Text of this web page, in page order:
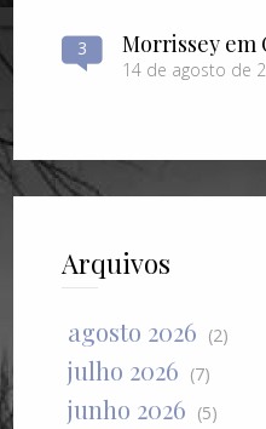
3 Morrissey em
14 de agosto de
Arquivos
agosto 2026 (2)
julho 2026 (7)
junho 2026 (5)